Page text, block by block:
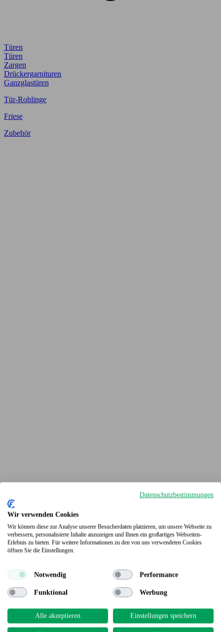
Türen
Türen
Zargen
Drückergarnituren
Ganzglastüren
Tür-Rohlinge
Friese
Zubehör
Terrassendielen
Datenschutzbestimmungen
Wir verwenden Cookies
Wir können diese zur Analyse unserer Besucherdaten platzieren, um unsere Webseite zu
verbessern, personalisierte Inhalte anzuzeigen und Ihnen ein großartiges Webseiten-
Erlebnis zu bieten. Für weitere Informationen zu den von uns verwendeten Cookies
öffnen Sie die Einstellungen.
Notwendig Performance
Funktional Werbung
Alle akzeptieren Einstellungen speichern